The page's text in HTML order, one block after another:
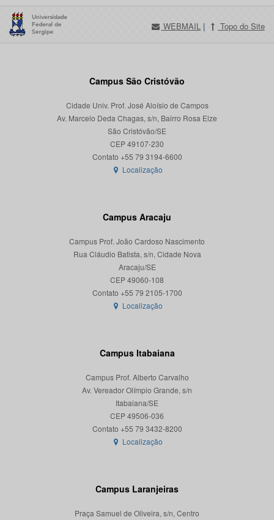
WEBMAIL | Topo do Site
Campus São Cristóvão
Cidade Univ. Prof. José Aloísio de Campos
Av. Marcelo Deda Chagas, s/n, Bairro Rosa Elze
São Cristóvão/SE
CEP 49107-230
Localização
Campus Aracaju
Campus Prof. João Cardoso Nascimento
Rua Cláudio Batista, s/n, Cidade Nova
Aracaju/SE
CEP 49060-108
Localização
Campus Itabaiana
Campus Prof. Alberto Carvalho
Av. Vereador Olímpio Grande, s/n
Itabaiana/SE
CEP 49506-036
Localização
Campus Laranjeiras
Praça Samuel de Oliveira, s/n, Centro